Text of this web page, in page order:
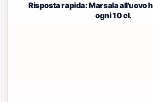
Risposta rapida: Marsala all'uovo
ogni 10 cl.